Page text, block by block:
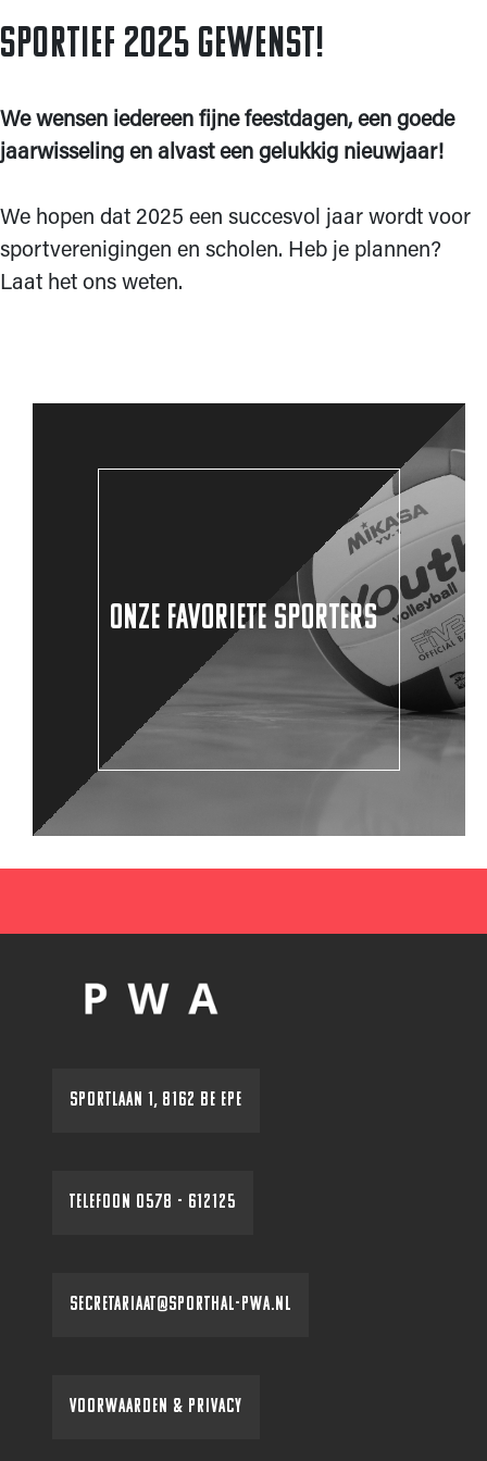
Sportief 2025 gewenst!
We wensen iedereen fijne feestdagen, een goede
jaarwisseling en alvast een gelukkig nieuwjaar!
We hopen dat 2025 een succesvol jaar wordt voor
sportverenigingen en scholen. Heb je plannen?
Laat het ons weten.
ONZE FAVORIETE SPORTERS
SPORTLAAN 1, 8162 BE EPE
TELEFOON 0578 - 612125
SECRETARIAAT@SPORTHAL-PWA.NL
VOORWAARDEN & PRIVACY